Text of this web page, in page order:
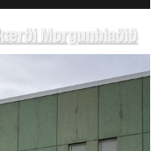
Morgunblaðið